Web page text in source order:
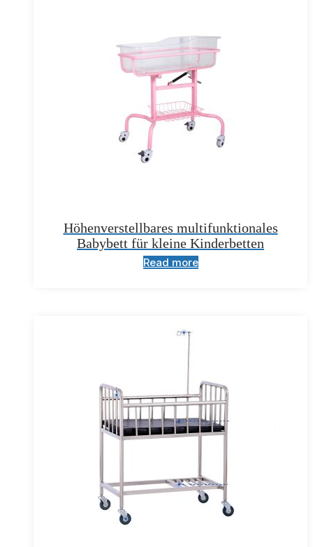
Höhenverstellbares multifunktionales
Babybett für kleine Kinderbetten
Read more